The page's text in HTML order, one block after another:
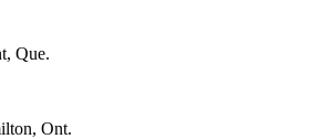
Que.
Ont.